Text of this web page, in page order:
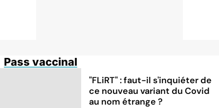
Pass vaccinal
"FLiRT" : faut-il s'inquiéter de
ce nouveau variant du Covid
au nom étrange ?